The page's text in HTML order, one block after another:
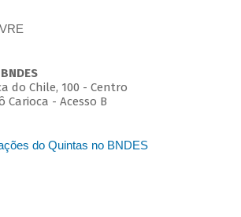
do Chile, 100 - Centro
Carioca - Acesso B
do Quintas no BNDES